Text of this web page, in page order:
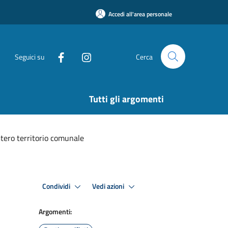
Accedi all'area personale
Seguici su Cerca
Tutti gli argomenti
territorio comunale
Condividi Vedi azioni
Argomenti: